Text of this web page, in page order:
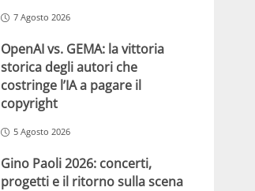
7 Agosto 2026
OpenAI vs. GEMA: la vittoria
storica degli autori che
costringe l’IA a pagare il
copyright
5 Agosto 2026
Gino Paoli 2026: concerti,
progetti e il ritorno sulla scena